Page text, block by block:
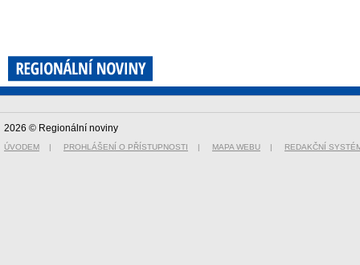
2026 © Regionální noviny
ÚVODEM | PROHLÁŠENÍ O PŘÍSTUPNOSTI | MAPA WEBU | REDAKČNÍ